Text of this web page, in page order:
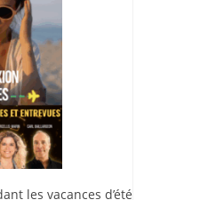
les vacances d’été